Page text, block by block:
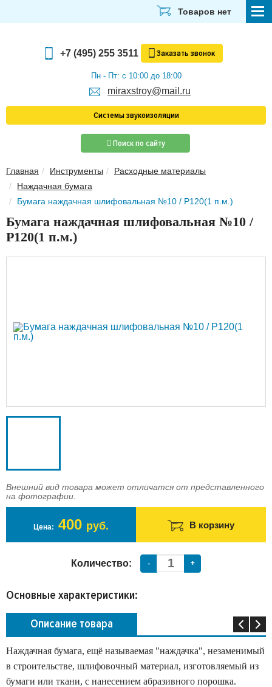
ЭЛЕКТРИКА И ОСВЕЩЕНИЕ
ЗВУКОИЗОЛЯЦИЯ
ТЕПЛОИЗОЛЯЦИЯ
Главная
О компании
Скачать прайс-лист
Товаров нет
+7 (495) 255 3511 Заказать звонок
Пн - Пт: с 10:00 до 18:00
miraxstroy@mail.ru
Системы звукоизоляции
Поиск по сайту
Главная Инструменты
Расходные материалы
Наждачная бумага
Бумага наждачная шлифовальная №10 / Р120(1 п.м.)
Бумага наждачная шлифовальная №10 /
Р120(1 п.м.)
Внешний вид товара может отличатся от представленного
на фотографии.
Цена: 400 руб. В корзину
Количество: - +
Основные характеристики:
Описание товара
Наждачная бумага, ещё называемая "наждачка", незаменимый
в строительстве, шлифовочный материал, изготовляемый из
бумаги или ткани, с нанесением абразивного порошка.